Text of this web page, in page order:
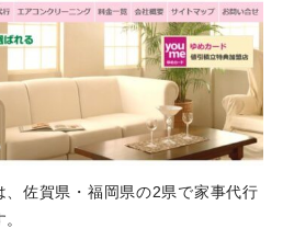
、佐賀県・福岡県の2県で家事代行